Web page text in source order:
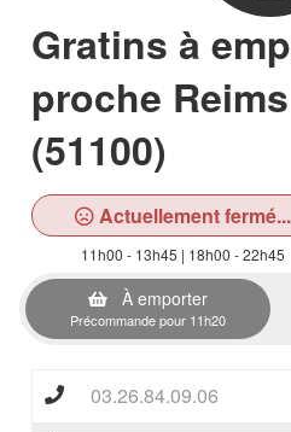
Gratins à
proche
(51100)
Actuellement fermé...
11h00 - 13h45 | 18h00 - 22h45
À emporter
Précommande pour 11h20
03.26.84.09.06